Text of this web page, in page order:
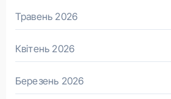
Травень 2026
Квітень 2026
Березень 2026